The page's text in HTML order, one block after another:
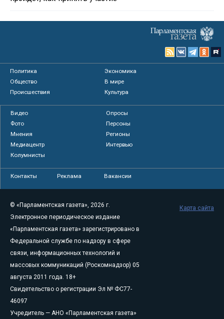
Политика
Экономика
Общество
В мире
Происшествия
Культура
Видео
Опросы
Фото
Персоны
Мнения
Регионы
Медиацентр
Интервью
Колумнисты
Контакты Реклама Вакансии
© «Парламентская газета», 2026 г.
Электронное периодическое издание
«Парламентская газета» зарегистрировано в
Федеральной службе по надзору в сфере
связи, информационных технологий и
массовых коммуникаций (Роскомнадзор) 05
августа 2011 года. 18+
Свидетельство о регистрации Эл № ФС77-
46097
Учредитель — АНО «Парламентская газета»
Карта сайта